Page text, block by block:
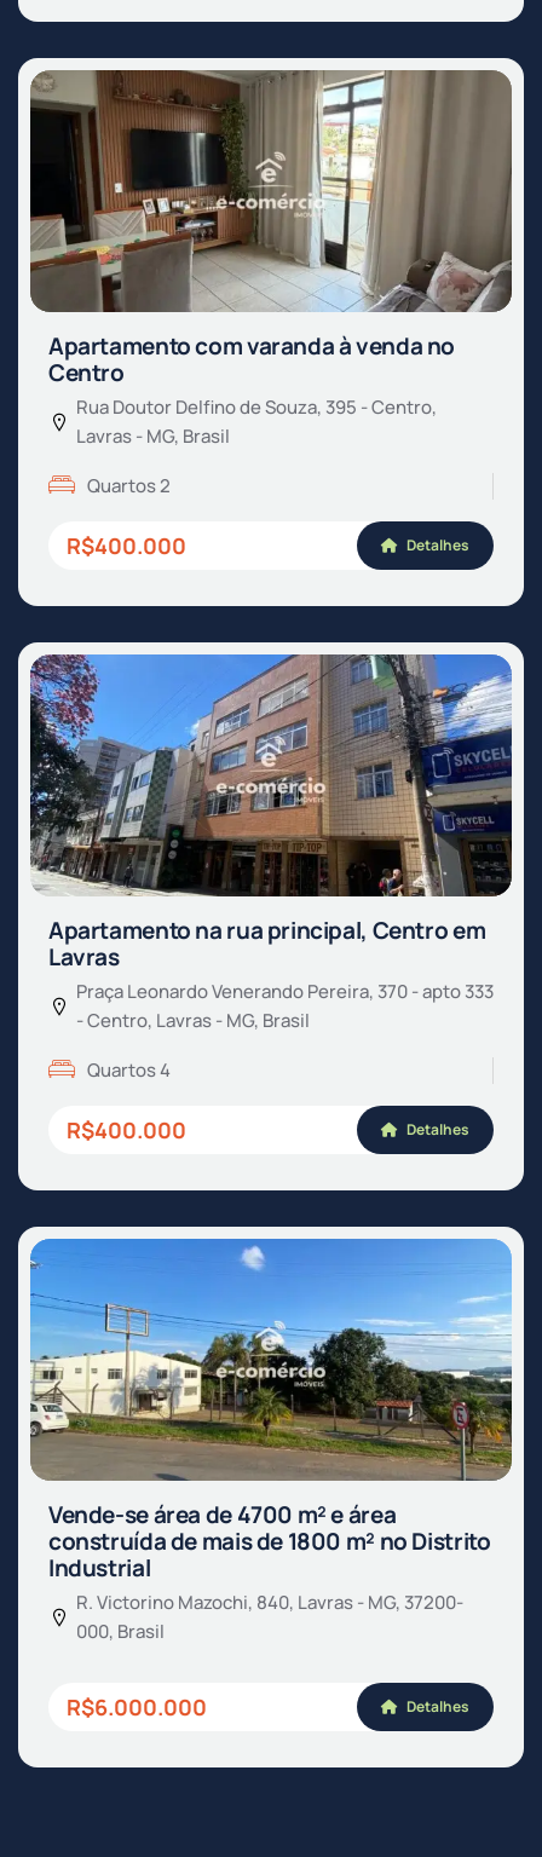
Apartamento com varanda à venda no
Centro
Rua Doutor Delfino de Souza, 395 - Centro,
Lavras - MG, Brasil
Quartos 2
R$400.000 Detalhes
Apartamento na rua principal, Centro em
Lavras
Praça Leonardo Venerando Pereira, 370 - apto 333
- Centro, Lavras - MG, Brasil
Quartos 4
R$400.000 Detalhes
Vende-se área de 4700 m² e área
construída de mais de 1800 m² no Distrito
Industrial
R. Victorino Mazochi, 840, Lavras - MG, 37200-
000, Brasil
R$6.000.000 Detalhes